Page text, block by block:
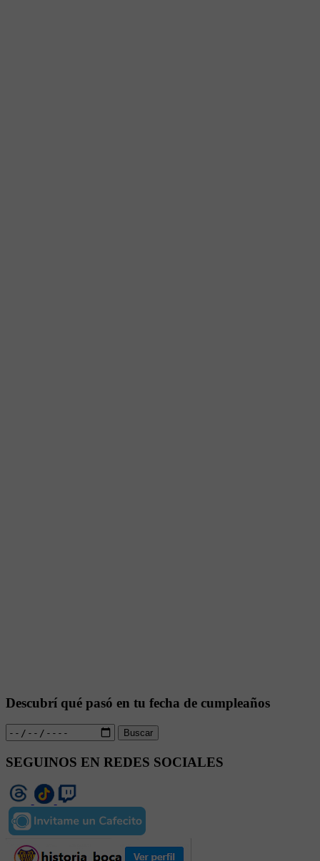
Descubrí qué pasó en tu fecha de cumpleaños
Buscar
SEGUINOS EN REDES SOCIALES